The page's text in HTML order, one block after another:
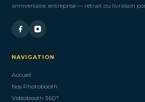
anniversaire, entreprise — retrait ou livraison
NAVIGATION
Accueil
Nos Photobooth
Vidéobooth 360°